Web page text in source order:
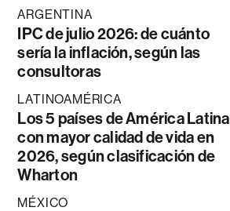
ARGENTINA
IPC de julio 2026: de cuánto
sería la inflación, según las
consultoras
LATINOAMÉRICA
Los 5 países de América Latina
con mayor calidad de vida en
2026, según clasificación de
Wharton
MÉXICO